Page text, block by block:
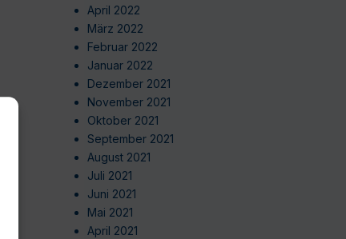
April 2022
März 2022
Februar 2022
Januar 2022
Dezember 2021
November 2021
Oktober 2021
September 2021
August 2021
Juli 2021
Juni 2021
Mai 2021
April 2021